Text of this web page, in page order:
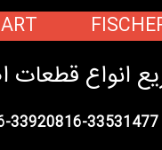
انواع
33920816-33531477